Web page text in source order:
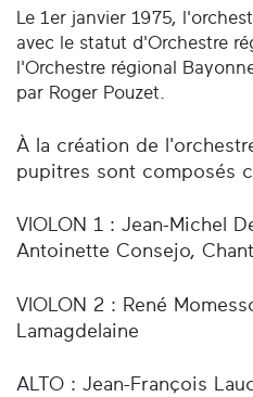
Le 1er janvier 1975,
avec le statut d'Orchestre
l'Orchestre régional
par Roger Pouzet.
À la création de
pupitres sont composés
VIOLON 1 : Jean-Michel
Antoinette Consejo,
VIOLON 2 : René
Lamagdelaine
ALTO : Jean-François